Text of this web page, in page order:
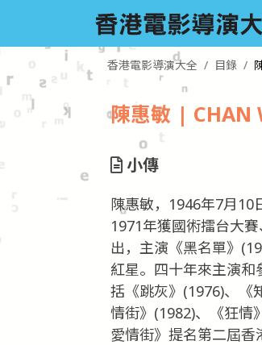
香港電影導演大全 目錄
陳惠敏 |
小傳
陳惠敏，1946年7月10
1971年獲國術擂台大
出，主演《黑名單》
紅星。四十年來主演
括《跳灰》(1976)、《
情街》(1982)、《狂情
愛情街》提名第二屆香